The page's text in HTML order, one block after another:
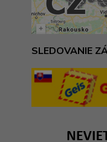
SLEDOVANIE